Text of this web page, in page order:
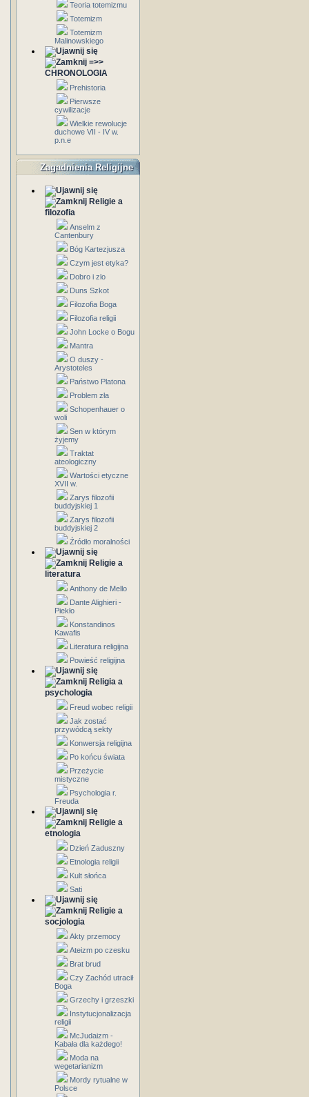
Teoria totemizmu
Totemizm
Totemizm
Malinowskiego
=>>
CHRONOLOGIA
Prehistoria
Pierwsze
cywilizacje
Wielkie rewolucje
duchowe VII - IV w.
p.n.e
Zagadnienia Religijne
Religie a
filozofia
Anselm z
Cantenbury
Bóg Kartezjusza
Czym jest etyka?
Dobro i zlo
Duns Szkot
Filozofia Boga
Filozofia religii
John Locke o Bogu
Mantra
O duszy -
Arystoteles
Państwo Platona
Problem zła
Schopenhauer o
woli
Sen w którym
żyjemy
Traktat
ateologiczny
Wartości etyczne
XVII w.
Zarys filozofii
buddyjskiej 1
Zarys filozofii
buddyjskiej 2
Źródło moralności
Religie a
literatura
Anthony de Mello
Dante Alighieri -
Piekło
Konstandinos
Kawafis
Literatura religijna
Powieść religijna
Religia a
psychologia
Freud wobec religii
Jak zostać
przywódcą sekty
Konwersja religijna
Po końcu świata
Przeżycie
mistyczne
Psychologia r.
Freuda
Religie a
etnologia
Dzień Zaduszny
Etnologia religii
Kult słońca
Sati
Religie a
socjologia
Akty przemocy
Ateizm po czesku
Brat brud
Czy Zachód utracił
Boga
Grzechy i grzeszki
Instytucjonalizacja
religii
McJudaizm -
Kabała dla każdego!
Moda na
wegetarianizm
Mordy rytualne w
Polsce